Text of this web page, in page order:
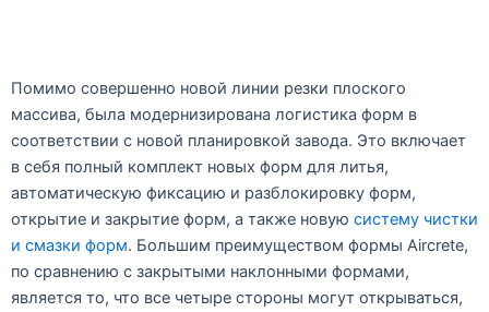
Помимо совершенно новой линии резки плоского
массива, была модернизирована логистика форм в
соответствии с новой планировкой завода. Это включает
в себя полный комплект новых форм для литья,
автоматическую фиксацию и разблокировку форм,
открытие и закрытие форм, а также новую систему чистки
и смазки форм. Большим преимуществом формы Aircrete,
по сравнению с закрытыми наклонными формами,
является то, что все четыре стороны могут открываться,